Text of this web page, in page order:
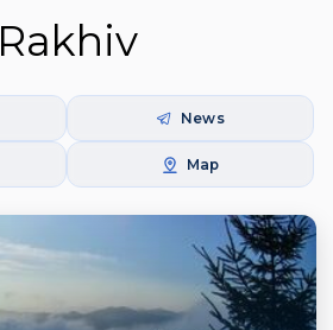
Rakhiv
News
Map